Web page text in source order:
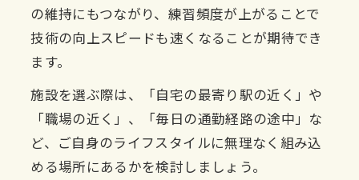
の維持にもつながり、練習頻度が上がることで
技術の向上スピードも速くなることが期待でき
ます。
施設を選ぶ際は、「自宅の最寄り駅の近く」や
「職場の近く」、「毎日の通勤経路の途中」な
ど、ご自身のライフスタイルに無理なく組み込
める場所にあるかを検討しましょう。